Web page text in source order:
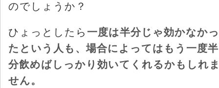
のでしょうか？
ひょっとしたら 一度は半分じゃ効かなかっ
たという人も、場合によってはもう一度半
分飲めばしっかり効いてくれるかもしれ
せん。